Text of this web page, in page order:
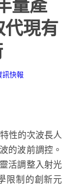
現有
訊快報
性的次波長人
的波前調控。
活調整入射光
限制的創新元